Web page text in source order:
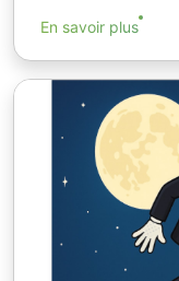
En savoir plus